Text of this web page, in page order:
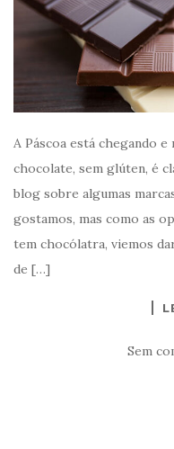
A Páscoa está chegando
chocolate, sem glúten, é
blog sobre algumas
gostamos, mas como as
tem chocólatra, viemos
de […]
Sem